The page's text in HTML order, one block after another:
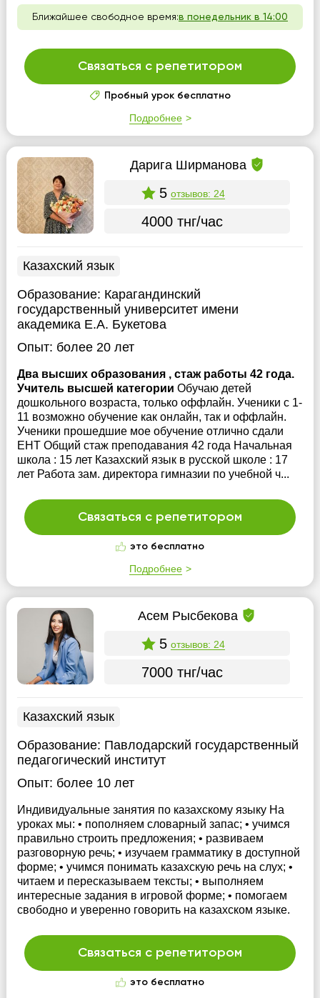
Ближайшее свободное время:в понедельник в 14:00
Связаться с репетитором
Пробный урок бесплатно
Подробнее
Дарига Ширманова
5 отзывов: 24
4000 тнг/час
Казахский язык
Образование: Карагандинский
государственный университет имени
академика Е.А. Букетова
Опыт: более 20 лет
Два высших образования , стаж работы 42 года.
Учитель высшей категории Обучаю детей
дошкольного возраста, только оффлайн. Ученики с 1-
11 возможно обучение как онлайн, так и оффлайн.
Ученики прошедшие мое обучение отлично сдали
ЕНТ Общий стаж преподавания 42 года Начальная
школа : 15 лет Казахский язык в русской школе : 17
лет Работа зам. директора гимназии по учебной ч...
Связаться с репетитором
это бесплатно
Подробнее
Асем Рысбекова
5 отзывов: 24
7000 тнг/час
Казахский язык
Образование: Павлодарский государственный
педагогический институт
Опыт: более 10 лет
Индивидуальные занятия по казахскому языку На
уроках мы: • пополняем словарный запас; • учимся
правильно строить предложения; • развиваем
разговорную речь; • изучаем грамматику в доступной
форме; • учимся понимать казахскую речь на слух; •
читаем и пересказываем тексты; • выполняем
интересные задания в игровой форме; • помогаем
свободно и уверенно говорить на казахском языке.
Связаться с репетитором
это бесплатно